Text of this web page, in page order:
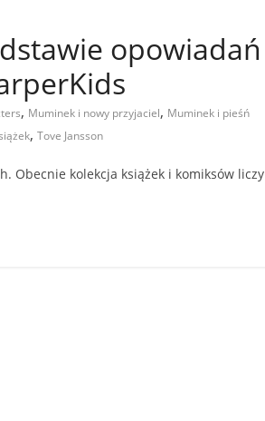
opowiadań
, Muminek i nowy przyjaciel, Muminek i pieśń
, Tove Jansson
Obecnie kolekcja książek i komiksów liczy